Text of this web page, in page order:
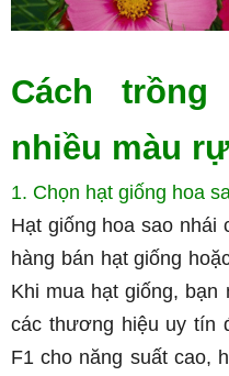
Cách
nhiều màu
1. Chọn hạt giống hoa
Hạt giống hoa sao
hàng bán hạt giống
Khi mua hạt giống, bạn
các thương hiệu uy tín
F1 cho năng suất cao,